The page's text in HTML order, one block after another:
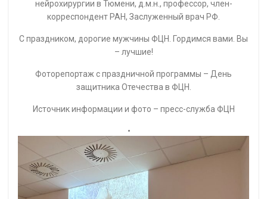
нейрохирургии в Тюмени, д.м.н., профессор, член-
корреспондент РАН, Заслуженный врач РФ.
С праздником, дорогие мужчины ФЦН. Гордимся вами. Вы
– лучшие!
Фоторепортаж с праздничной программы – День
защитника Отечества в ФЦН.
Источник информации и фото – пресс-служба ФЦН